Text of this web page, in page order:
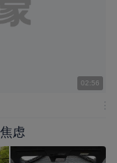
02:56
虑